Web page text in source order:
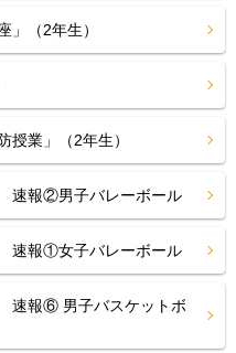
」（2年生）
授業」（2年生）
速報②男子バレーボール
速報①女子バレーボール
速報⑥ 男子バスケットボ